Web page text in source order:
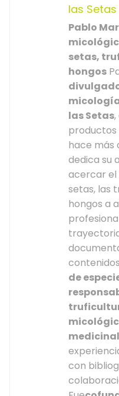
las Setas
Pablo
setas,
hongos
las Setas
productos
hace más
dedica su
acercar el
setas, las
hongos a
de
con